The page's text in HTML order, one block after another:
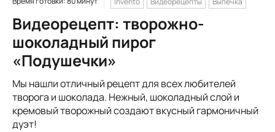
Видеорецепт: творожно-
шоколадный пирог
«Подушечки»
Мы нашли отличный рецепт для всех любителей
творога и шоколада. Нежный, шоколадный слой и
кремовый творожный создают вкусный гармоничный
дуэт!